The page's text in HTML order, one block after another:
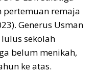
pertemuan remaja
Generus Usman
sekolah
belum menikah,
ke atas.